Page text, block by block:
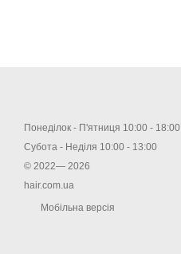
Понеділок - П'ятниця 10:00 - 18:00
Субота - Неділя 10:00 - 13:00
© 2022— 2026
hair.com.ua
Мобільна версія